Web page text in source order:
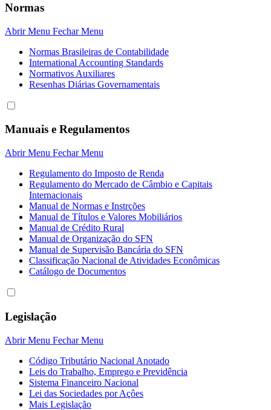
Normas
Abrir Menu Fechar Menu
Normas Brasileiras de Contabilidade
International Accounting Standards
Normativos Auxiliares
Resenhas Diárias Governamentais
Manuais e Regulamentos
Abrir Menu Fechar Menu
Regulamento do Imposto de Renda
Regulamento do Mercado de Câmbio e Capitais
Internacionais
Manual de Normas e Instrções
Manual de Títulos e Valores Mobiliários
Manual de Crédito Rural
Manual de Organização do SFN
Manual de Supervisão Bancária do SFN
Classificação Nacional de Atividades Econômicas
Catálogo de Documentos
Legislação
Abrir Menu Fechar Menu
Código Tributário Nacional Anotado
Leis do Trabalho, Emprego e Previdência
Sistema Financeiro Nacional
Lei das Sociedades por Açôes
Mais Legislação